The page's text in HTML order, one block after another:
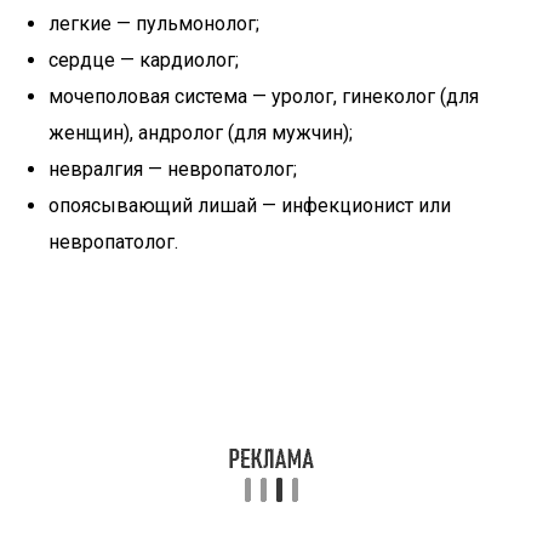
легкие — пульмонолог;
сердце — кардиолог;
мочеполовая система — уролог, гинеколог (для
женщин), андролог (для мужчин);
невралгия — невропатолог;
опоясывающий лишай — инфекционист или
невропатолог.